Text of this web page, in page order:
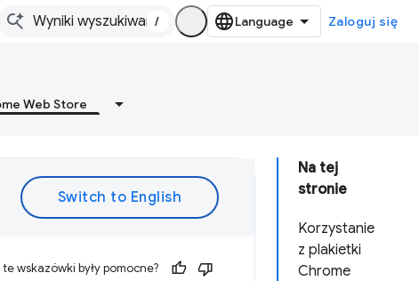
/ Zaloguj się
Web Store
Na tej
stronie
Korzystanie
z plakietki
Chrome
te wskazówki były pomocne?